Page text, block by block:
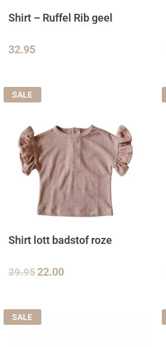
Shirt – Ruffel Rib geel
32.95
SALE
Shirt lott badstof roze
39.9522.00
SALE